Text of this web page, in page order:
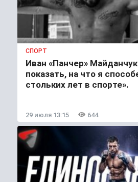
СПОРТ
Иван «Панчер»
показать, на что я
стольких лет в спорте».
29 июля 13:15 644